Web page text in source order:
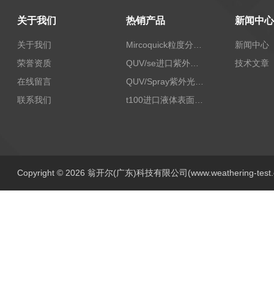
关于我们
关于我们
荣誉资质
在线留言
联系我们
热销产品
QUV/se进口紫外老化试验箱Q-lab
QUV/Spray紫外光加速老化试验箱
t100进口液体表面张力测试仪
新闻中心
新闻中心
技术文章
Copyright © 2026 翁开尔(广东)科技有限公司(www.weathering-